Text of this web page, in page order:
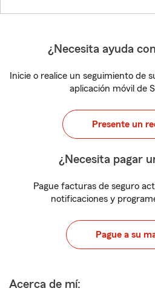
¿Necesita ayuda
Inicie o realice un seguimiento de
aplicación móvil de
Presente un
¿Necesita pagar
Pague facturas de seguro
notificaciones y
Pague a su
Acerca de mí: